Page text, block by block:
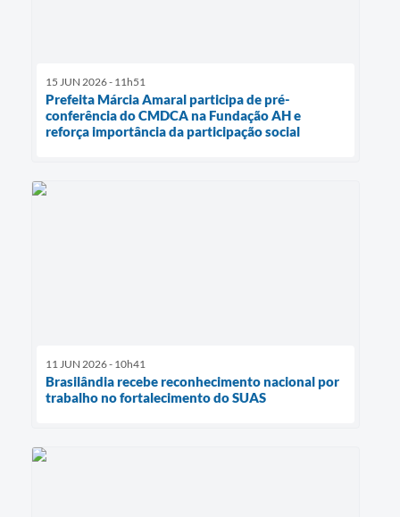
15 JUN 2026 - 11h51
Prefeita Márcia Amaral participa de pré-
conferência do CMDCA na Fundação AH e
reforça importância da participação social
11 JUN 2026 - 10h41
Brasilândia recebe reconhecimento nacional por
trabalho no fortalecimento do SUAS